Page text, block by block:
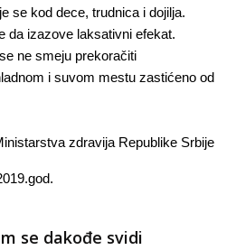
se kod dece, trudnica i dojilja.
da izazove laksativni efekat.
ne smeju prekoračiti
i suvom mestu zastićeno od
zdravija Republike Srbije
se dakođe svidi